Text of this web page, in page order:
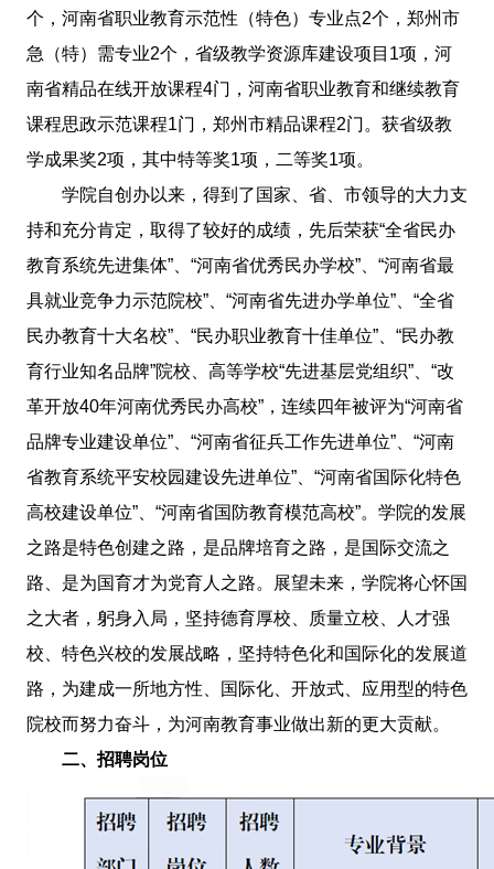
个，河南省职业教育示范性（特色）专业点2个，郑州市
急（特）需专业2个，省级教学资源库建设项目1项，河
南省精品在线开放课程4门，河南省职业教育和继续教育
课程思政示范课程1门，郑州市精品课程2门。获省级教
学成果奖2项，其中特等奖1项，二等奖1项。
学院自创办以来，得到了国家、省、市领导的大力支
持和充分肯定，取得了较好的成绩，先后荣获“全省民办
教育系统先进集体”、“河南省优秀民办学校”、“河南省最
具就业竞争力示范院校”、“河南省先进办学单位”、“全省
民办教育十大名校”、“民办职业教育十佳单位”、“民办教
育行业知名品牌”院校、高等学校“先进基层党组织”、“改
革开放40年河南优秀民办高校”，连续四年被评为“河南省
品牌专业建设单位”、“河南省征兵工作先进单位”、“河南
省教育系统平安校园建设先进单位”、“河南省国际化特色
高校建设单位”、“河南省国防教育模范高校”。学院的发展
之路是特色创建之路，是品牌培育之路，是国际交流之
路、是为国育才为党育人之路。展望未来，学院将心怀国
之大者，躬身入局，坚持德育厚校、质量立校、人才强
校、特色兴校的发展战略，坚持特色化和国际化的发展道
路，为建成一所地方性、国际化、开放式、应用型的特色
院校而努力奋斗，为河南教育事业做出新的更大贡献。
二、招聘岗位